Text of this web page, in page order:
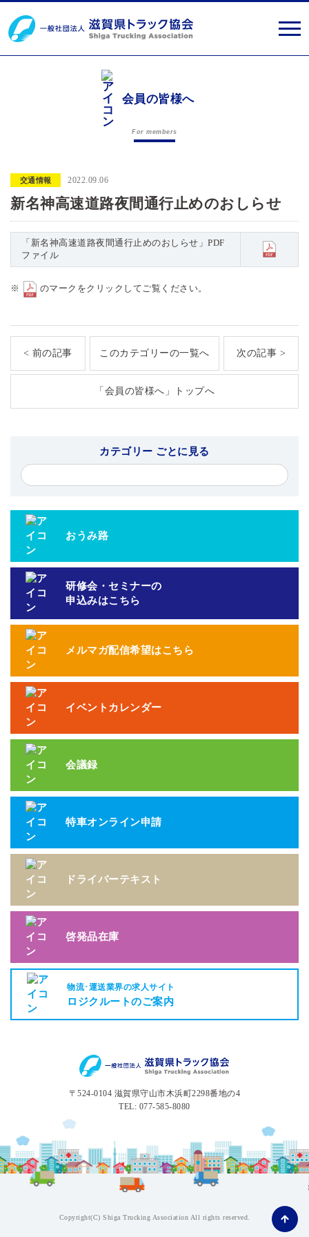
会員の皆様へ
For members
交通情報 2022.09.06
新名神高速道路夜間通行止めのおしらせ
「新名神高速道路夜間通行止めのおしらせ」PDF
ファイル
※ のマークをクリックしてご覧ください。
< 前の記事 このカテゴリーの一覧へ 次の記事 >
「会員の皆様へ」トップへ
カテゴリー ごとに見る
おうみ路
研修会・セミナーの
申込みはこちら
メルマガ配信希望はこちら
イベントカレンダー
会議録
特車オンライン申請
ドライバーテキスト
啓発品在庫
物流･運送業界の求人サイト
ロジクルートのご案内
〒524-0104 滋賀県守山市木浜町2298番地の4
TEL: 077-585-8080
Copyright(C) Shiga Trucking Association All rights reserved.